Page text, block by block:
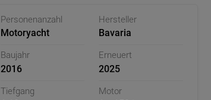
Personenanzahl
Motoryacht
Hersteller
Bavaria
Baujahr
2016
Erneuert
2025
Tiefgang Motor